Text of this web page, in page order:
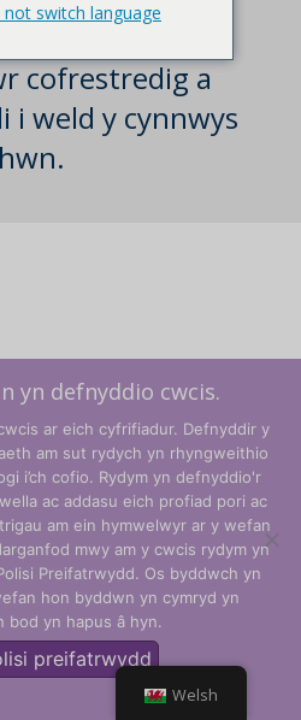
i chi fod yn
cofrestredig a
i weld y cynnwys
hwn.
ac Amodau
Preifatrwydd
Global Inc. Cedwir pob hawl.
Welsh
switch language
yn defnyddio cwcis.
ar eich cyfrifiadur. Defnyddir y
am sut rydych yn rhyngweithio
i’ch cofio. Rydym yn defnyddio'r
ac addasu eich profiad pori ac
am ein hymwelwyr ar y wefan
mwy am y cwcis rydym yn
Preifatrwydd. Os byddwch yn
hon byddwn yn cymryd yn
bod yn hapus â hyn.
preifatrwydd